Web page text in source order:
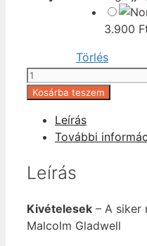
3.900
Törlés
Kivételesek
mennyiség
Kosárba teszem
Leírás
További
Leírás
Kivételesek – A siker
Malcolm Gladwell